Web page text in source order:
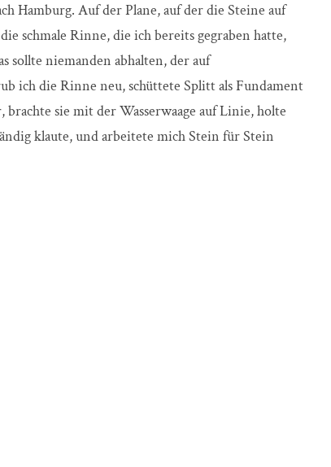
Hamburg. Auf der Plane, auf der die Steine auf
schmale Rinne, die ich bereits gegraben hatte,
sollte niemanden abhalten, der auf
ich die Rinne neu, schüttete Splitt als Fundament
sie mit der Wasserwaage auf Linie, holte
klaute, und arbeitete mich Stein für Stein